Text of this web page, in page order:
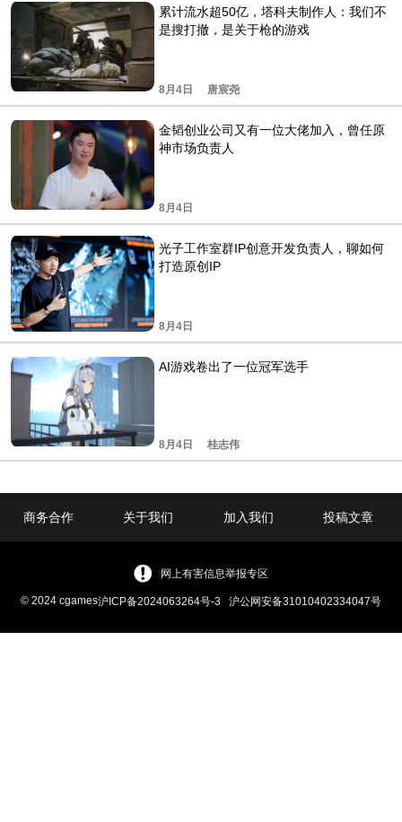
累计流水超50亿，塔科夫制作人：我们不
是搜打撤，是关于枪的游戏
8月4日 唐宸尧
金韬创业公司又有一位大佬加入，曾任原
神市场负责人
8月4日
光子工作室群IP创意开发负责人，聊如何
打造原创IP
8月4日
AI游戏卷出了一位冠军选手
8月4日 桂志伟
商务合作 关于我们 加入我们 投稿文章
网上有害信息举报专区
© 2024 cgames沪ICP备2024063264号-3 沪公网安备31010402334047号